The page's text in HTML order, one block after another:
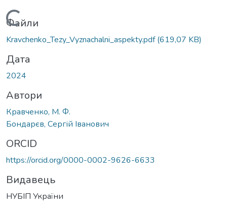
Вантажиться...
Файли
Kravchenko_Tezy_Vyznachalni_aspekty.pdf(619,07 KB)
Дата
2024
Автори
Кравченко, М. Ф.
Бондарєв, Сергій Іванович
ORCID
https://orcid.org/0000-0002-9626-6633
Видавець
НУБІП України